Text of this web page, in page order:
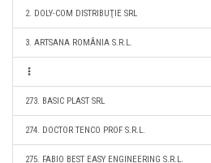
2. DOLY-COM DISTRIBUŢIE SRL
3. ARTSANA ROMÂNIA S.R.L.
273. BASIC PLAST SRL
274. DOCTOR TENCO PROF S.R.L.
275. FABIO BEST EASY ENGINEERING S.R.L.